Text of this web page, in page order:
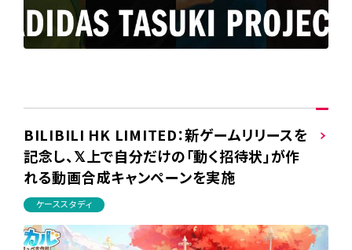
BILIBILI HK LIMITED：新ゲームリリースを
記念し、𝕏上で自分だけの「動く招待状」が作
れる動画合成キャンペーンを実施
ケーススタディ